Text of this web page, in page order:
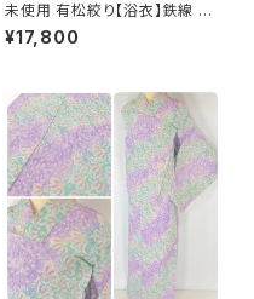
未使用 有松絞り【浴衣】鉄線 綿
総絞り 紺 白 赤 052
¥17,800